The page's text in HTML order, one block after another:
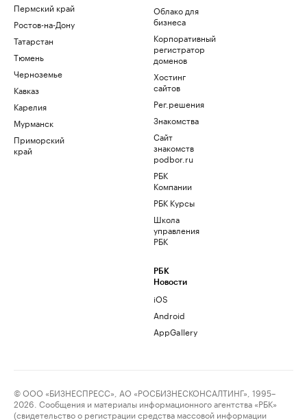
Пермский край
Ростов-на-Дону
Татарстан
Тюмень
Черноземье
Кавказ
Карелия
Мурманск
Приморский
край
Облако для
бизнеса
Корпоративный
регистратор
доменов
Хостинг
сайтов
Рег.решения
Знакомства
Сайт
знакомств
podbor.ru
РБК
Компании
РБК Курсы
Школа
управления
РБК
РБК
Новости
iOS
Android
AppGallery
© ООО «БИЗНЕСПРЕСС», АО «РОСБИЗНЕСКОНСАЛТИНГ», 1995–
2026. Сообщения и материалы информационного агентства «РБК»
(свидетельство о регистрации средства массовой информации